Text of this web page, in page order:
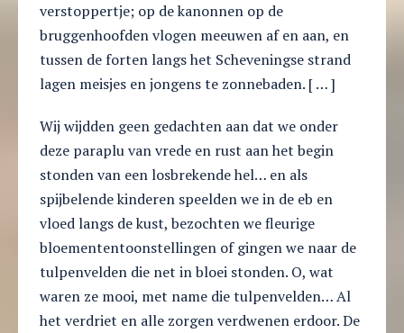
verstoppertje; op de kanonnen op de
bruggenhoofden vlogen meeuwen af en aan, en
tussen de forten langs het Scheveningse strand
lagen meisjes en jongens te zonnebaden. [ … ]
Wij wijdden geen gedachten aan dat we onder
deze paraplu van vrede en rust aan het begin
stonden van een losbrekende hel… en als
spijbelende kinderen speelden we in de eb en
vloed langs de kust, bezochten we fleurige
bloemententoonstellingen of gingen we naar de
tulpenvelden die net in bloei stonden. O, wat
waren ze mooi, met name die tulpenvelden… Al
het verdriet en alle zorgen verdwenen erdoor. De